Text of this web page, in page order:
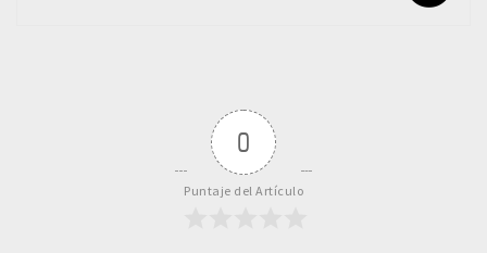
0
Puntaje del Artículo